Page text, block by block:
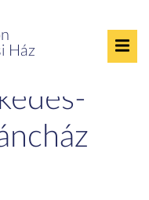
Ház